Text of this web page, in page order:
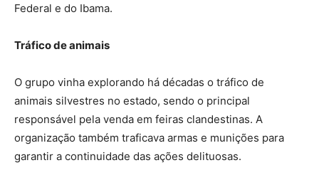
Federal e do Ibama.
Tráfico de animais
O grupo vinha explorando há décadas o tráfico de
animais silvestres no estado, sendo o principal
responsável pela venda em feiras clandestinas. A
organização também traficava armas e munições para
garantir a continuidade das ações delituosas.